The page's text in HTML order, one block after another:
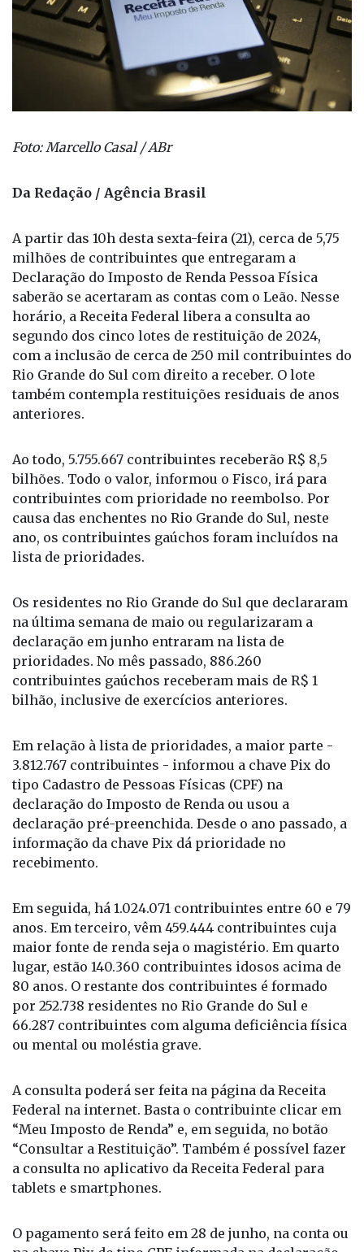
A partir das 10h desta sexta-feira (21), cerca de 5,75
milhões de contribuintes que entregaram a
Declaração do Imposto de Renda Pessoa Física
saberão se acertaram as contas com o Leão. Nesse
horário, a Receita Federal libera a consulta ao
segundo dos cinco lotes de restituição de 2024,
com a inclusão de cerca de 250 mil contribuintes do
Rio Grande do Sul com direito a receber. O lote
também contempla restituições residuais de anos
Ao todo, 5.755.667 contribuintes receberão R$ 8,5
bilhões. Todo o valor, informou o Fisco, irá para
contribuintes com prioridade no reembolso. Por
causa das enchentes no Rio Grande do Sul, neste
ano, os contribuintes gaúchos foram incluídos na
Os residentes no Rio Grande do Sul que declararam
na última semana de maio ou regularizaram a
declaração em junho entraram na lista de
prioridades. No mês passado, 886.260
contribuintes gaúchos receberam mais de R$ 1
Em relação à lista de prioridades, a maior parte -
3.812.767 contribuintes - informou a chave Pix do
tipo Cadastro de Pessoas Físicas (CPF) na
declaração do Imposto de Renda ou usou a
declaração pré-preenchida. Desde o ano passado, a
informação da chave Pix dá prioridade no
Em seguida, há 1.024.071 contribuintes entre 60 e 79
anos. Em terceiro, vêm 459.444 contribuintes cuja
maior fonte de renda seja o magistério. Em quarto
lugar, estão 140.360 contribuintes idosos acima de
80 anos. O restante dos contribuintes é formado
por 252.738 residentes no Rio Grande do Sul e
66.287 contribuintes com alguma deficiência física
A consulta poderá ser feita na página da Receita
Federal na internet. Basta o contribuinte clicar em
“Meu Imposto de Renda” e, em seguida, no botão
“Consultar a Restituição”. Também é possível fazer
a consulta no aplicativo da Receita Federal para